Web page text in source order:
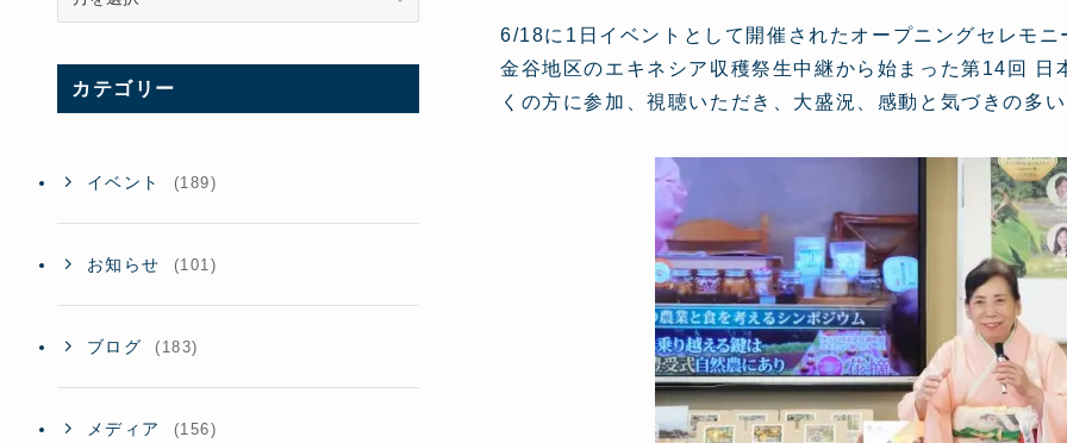
6/18に1日イベントとして開催されたオープニングセレモ
金谷地区のエキネシア収穫祭生中継から始まった第14回
くの方に参加、視聴いただき、大盛況、感動と気づきの多
ー
イ
ブカテゴリー
イベント (189)
お知らせ (101)
ブログ (183)
メディア (156)